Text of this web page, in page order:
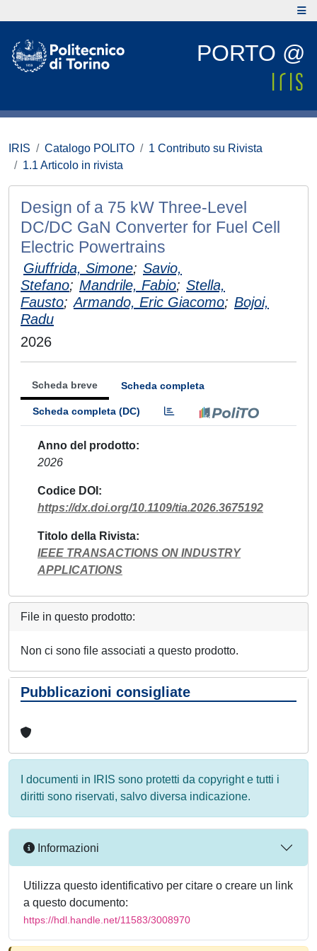
PORTO @
IRIS Catalogo POLITO
1 Contributo su Rivista
1.1 Articolo in rivista
Design of a 75 kW Three-Level
DC/DC GaN Converter for Fuel Cell
Electric Powertrains
Giuffrida, Simone; Savio,
Stefano; Mandrile, Fabio; Stella,
Fausto; Armando, Eric Giacomo; Bojoi,
Radu
2026
Scheda breve Scheda completa
Scheda completa (DC)
Anno del prodotto
2026
Codice DOI
https://dx.doi.org/10.1109/tia.2026.3675192
Titolo della Rivista
IEEE TRANSACTIONS ON INDUSTRY
APPLICATIONS
File in questo prodotto:
Non ci sono file associati a questo prodotto.
Pubblicazioni consigliate
I documenti in IRIS sono protetti da copyright e tutti i
diritti sono riservati, salvo diversa indicazione.
Informazioni
Utilizza questo identificativo per citare o creare un link
a questo documento:
https://hdl.handle.net/11583/3008970